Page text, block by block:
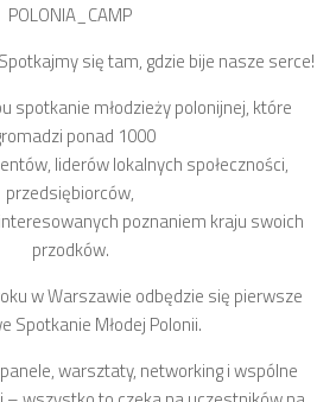
POLONIA_CAMP
się tam, gdzie bije nasze serce!
spotkanie młodzieży polonijnej, które
ponad 1000
liderów lokalnych społeczności,
przedsiębiorców,
poznaniem kraju swoich
przodków.
w Warszawie odbędzie się pierwsze
Spotkanie Młodej Polonii.
warsztaty, networking i wspólne